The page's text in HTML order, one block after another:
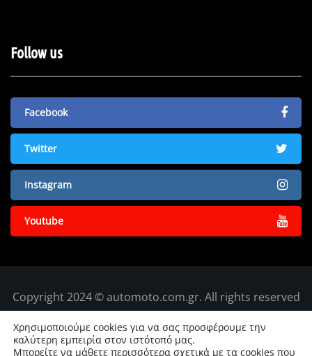
Follow us
Facebook
Twitter
Instagram
Youtube
Copyright 2024 © automoto.com.gr. All rights reserved
Χρησιμοποιούμε cookies για να σας προσφέρουμε την
καλύτερη εμπειρία στον ιστότοπό μας.
Μπορείτε να μάθετε περισσότερα σχετικά με τα cookies που